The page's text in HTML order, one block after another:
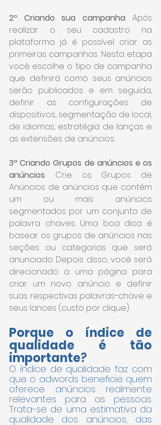
2º Criando sua campanha: Após
realizar o seu cadastro na
plataforma já é possível criar as
primeiras campanhas. Nesta etapa
você escolhe o tipo de campanha
que definirá como seus anúncios
serão publicados e em seguida,
definir as configurações de
dispositivos, segmentação de local,
de idiomas, estratégia de lanças e
as extensões de anúncios.
3º Criando Grupos de anúncios e os
anúncios: Crie os Grupos de
Anúncios de anúncios que contém
um ou mais anúncios
segmentados por um conjunto de
palavra chaves. Uma boa dica é
basear os grupos de anúncios nas
seções ou categorias que será
anunciado. Depois disso, você será
direcionado a uma página para
criar um novo anúncio e definir
suas respectivas palavras-chave e
seus lances (custo por clique).
Porque o índice de
qualidade é tão
importante?
O índice de qualidade faz com
que o adwords beneficie quem
oferece anúncios realmente
relevantes para as pessoas.
Trata-se de uma estimativa da
qualidade dos anúncios, das